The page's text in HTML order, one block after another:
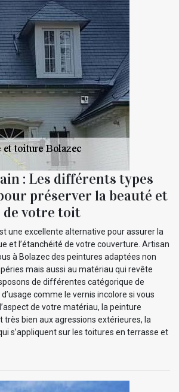
: Les différents types
préserver la beauté et
de votre toit
une excellente alternative pour assurer la
et l’étanchéité de votre couverture. Artisan
à Bolazec des peintures adaptées non
mais aussi au matériau qui revête
de différentes catégorique de
comme le vernis incolore si vous
de votre matériau, la peinture
très bien aux agressions extérieures, la
s’appliquent sur les toitures en terrasse et